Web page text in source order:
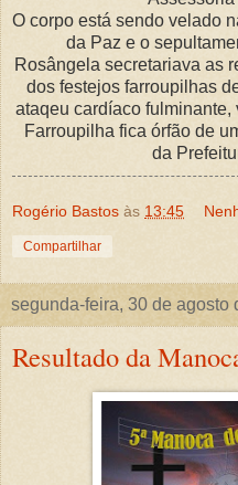
O corpo está sendo velado
da Paz e o
Rosângela secretariava as
dos festejos farroupilhas
ataqeu cardíaco fulminante,
Farroupilha fica órfão de
da
Rogério Bastos às 13:45
Compartilhar
segunda-feira, 30 de agosto
Resultado da